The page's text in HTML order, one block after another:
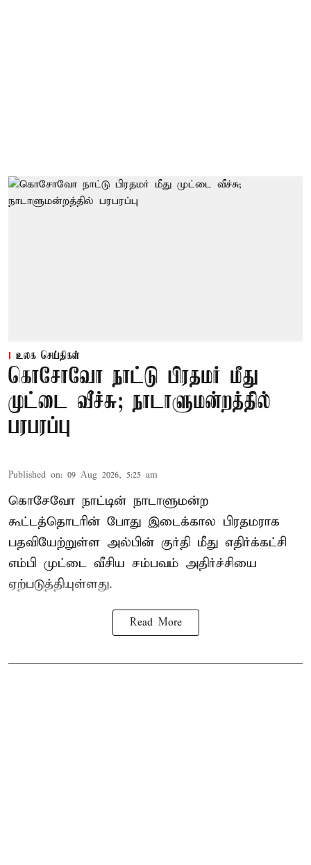
உலக செய்திகள்
கொசோவோ நாட்டு பிரதமர் மீது
முட்டை வீச்சு; நாடாளுமன்றத்தில்
பரபரப்பு
Published on: 09 Aug 2026, 5:25 am
கொசேவோ நாட்டின் நாடாளுமன்ற
கூட்டத்தொடரின் போது இடைக்கால பிரதமராக
பதவியேற்றுள்ள அல்பின் குர்தி மீது எதிர்க்கட்சி
எம்பி முட்டை வீசிய சம்பவம் அதிர்ச்சியை
ஏற்படுத்தியுள்ளது.
Read More